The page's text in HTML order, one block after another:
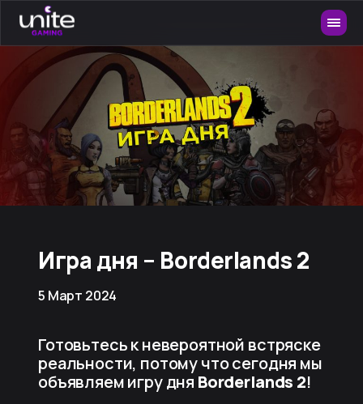
Игра дня – Borderlands 2
5 Март 2024
Готовьтесь к невероятной встряске
реальности, потому что сегодня мы
объявляем игру дня Borderlands 2!